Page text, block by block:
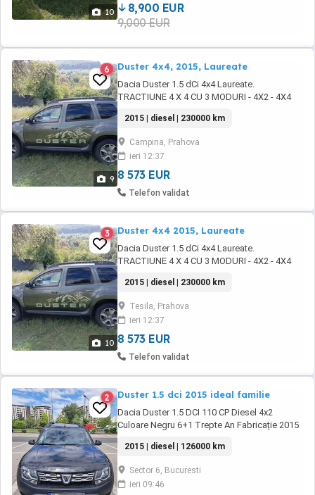
10
daca ii ...
8,900 EUR
9,000 EUR
9
6 Duster 4x4, 2015, Laureate
Dacia Duster 1.5 dCi 4x4 Laureate.
TRACTIUNE 4 X 4 CU 3 MODURI - 4X2 - 4X4
poze! ITP valabil 06.2028 Asigurare valabila
2027 Rovinieta valabila 2027 IMPOZIT: 100 lei
an CONSUM: 4.8 litri 100 km Mai multe detalii
la telefon whatsapp. Pret 45 000 RON
(echivalentul ...
2015 | diesel | 230000 km
Campina, Prahova
ieri 12:37
8 573 EUR
Telefon validat
10
3 Duster 4x4 2015, Laureate
Dacia Duster 1.5 dCi 4x4 Laureate.
TRACTIUNE 4 X 4 CU 3 MODURI - 4X2 - 4X4
poze! ITP valabil 06.2028 Asigurare valabila
2027 Rovinieta valabila 2027 IMPOZIT: 100 lei
an CONSUM: 4.8 litri 100 km Mai multe detalii
la telefon whatsapp. Pret 45 000 RON
(echivalentul ...
2015 | diesel | 230000 km
Tesila, Prahova
ieri 12:37
8 573 EUR
Telefon validat
2 Duster 1.5 dci 2015 ideal familie
Dacia Duster 1.5 DCI 110 CP Diesel 4x2
Culoare Negru 6+1 Trepte An Fabricație 2015
condiționat Geamuri electrice față Închidere
centralizată Servo direcție Asistare Rampă
Comenzi volan Radio Cd Bluetooth Aux Abs
Esp Mod Eco Airbag-uri fata Bancheta
2015 | diesel | 126000 km
Sector 6, Bucuresti
ieri 09:46